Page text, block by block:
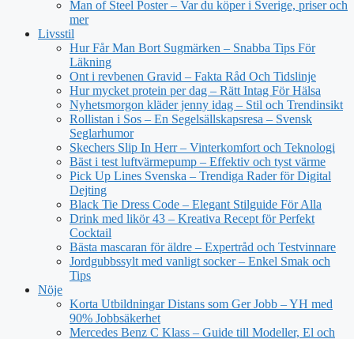
Man of Steel Poster – Var du köper i Sverige, priser och
mer
Livsstil
Hur Får Man Bort Sugmärken – Snabba Tips För
Läkning
Ont i revbenen Gravid – Fakta Råd Och Tidslinje
Hur mycket protein per dag – Rätt Intag För Hälsa
Nyhetsmorgon kläder jenny idag – Stil och Trendinsikt
Rollistan i Sos – En Segelsällskapsresa – Svensk
Seglarhumor
Skechers Slip In Herr – Vinterkomfort och Teknologi
Bäst i test luftvärmepump – Effektiv och tyst värme
Pick Up Lines Svenska – Trendiga Rader för Digital
Dejting
Black Tie Dress Code – Elegant Stilguide För Alla
Drink med likör 43 – Kreativa Recept för Perfekt
Cocktail
Bästa mascaran för äldre – Expertråd och Testvinnare
Jordgubbssylt med vanligt socker – Enkel Smak och
Tips
Nöje
Korta Utbildningar Distans som Ger Jobb – YH med
90% Jobbsäkerhet
Mercedes Benz C Klass – Guide till Modeller, El och